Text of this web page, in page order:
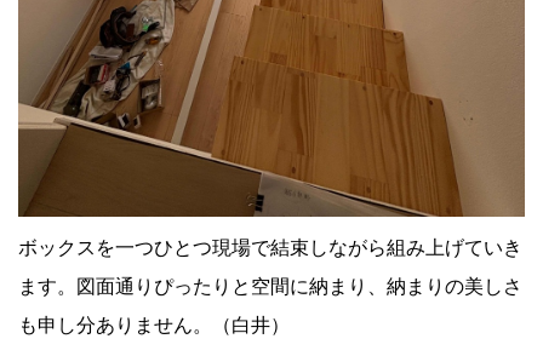
ボックスを一つひとつ現場で結束しながら組み上げていき
ます。図面通りぴったりと空間に納まり、納まりの美しさ
も申し分ありません。（白井）